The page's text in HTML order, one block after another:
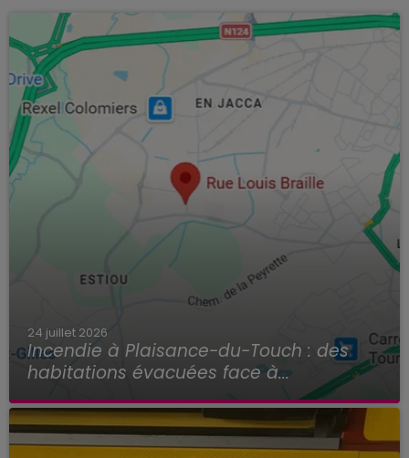
24 juillet 2026
Incendie à Plaisance-du-Touch : des
habitations évacuées face à...